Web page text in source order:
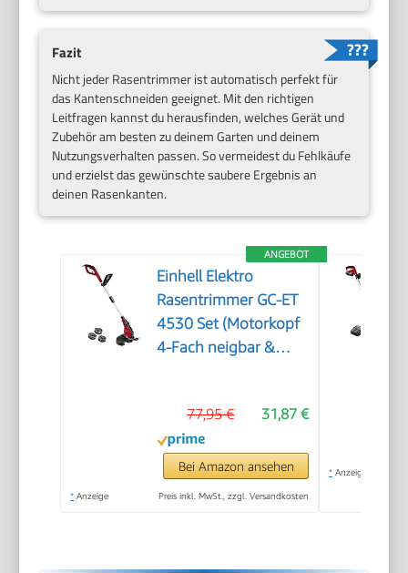
Fazit
Nicht jeder Rasentrimmer ist automatisch perfekt für
das Kantenschneiden geeignet. Mit den richtigen
Leitfragen kannst du herausfinden, welches Gerät und
Zubehör am besten zu deinem Garten und deinem
Nutzungsverhalten passen. So vermeidest du Fehlkäufe
und erzielst das gewünschte saubere Ergebnis an
deinen Rasenkanten.
ANGEBOT
Einhell Elektro
Rasentrimmer GC-ET
4530 Set (Motorkopf
4-Fach neigbar &
stufenlos
teleskopierbar,
Flowerguard)
31,87 €
77,95 €
Bei Amazon ansehen
* Anzeige Preis inkl. MwSt., zzgl. Versandkosten
* Anzeige